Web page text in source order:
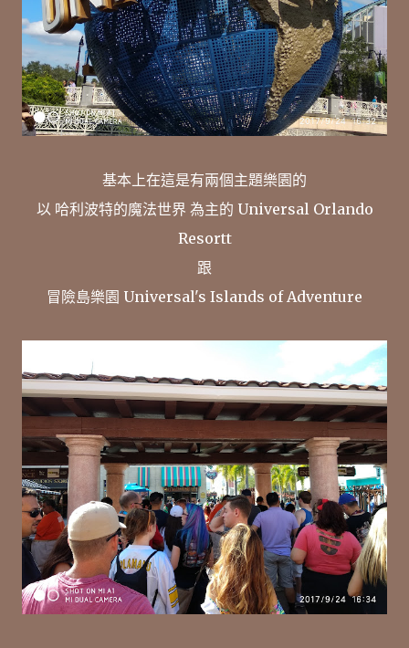
基本上在這是有兩個主題樂園的
以 哈利波特的魔法世界 為主的 Universal Orlando
Resortt
跟
冒險島樂園 Universal's Islands of Adventure